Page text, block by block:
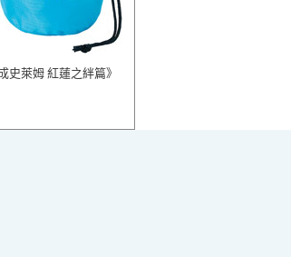
萊姆 紅蓮之絆篇》